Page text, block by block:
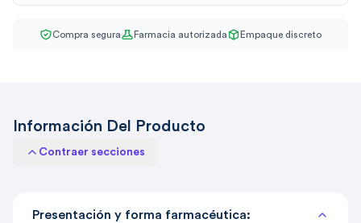
Compra segura Farmacia autorizada Empaque discreto
Información Del Producto
Contraer secciones
Presentación y forma farmacéutica: